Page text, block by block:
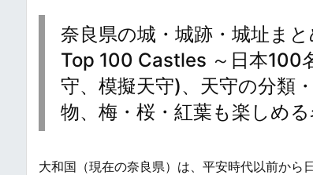
奈良県の城・城跡・城址ま
Top 100 Castles ～日本100
守、模擬天守)、天守の分類
物、梅・桜・紅葉も楽しめ
大和国（現在の奈良県）は、平安時代以前か